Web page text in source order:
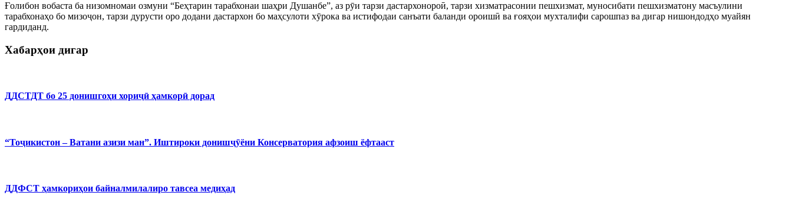
Ғолибон вобаста ба низомномаи озмуни “Беҳтарин тарабхонаи шаҳри Душанбе”, аз рӯи тарзи дастархонороӣ, тарзи хизматрасонии пешхизмат, муносибати пешхизматону масъулини
тарабхонаҳо бо мизоҷон, тарзи дурусти оро додани дастархон бо маҳсулоти хӯрока ва истифодаи санъати баланди ороишӣ ва ғояҳои мухталифи сарошпаз ва дигар нишондодҳо муайян
гардиданд.
Хабарҳои дигар
ДДСТДТ бо 25 донишгоҳи хориҷӣ ҳамкорӣ дорад
“Тоҷикистон – Ватани азизи ман”. Иштироки донишҷӯёни Консерватория афзоиш ёфтааст
ДДФСТ ҳамкориҳои байналмилалиро тавсеа медиҳад